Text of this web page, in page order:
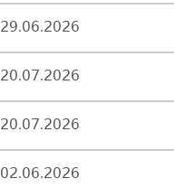
29.06.2026
20.07.2026
20.07.2026
02.06.2026